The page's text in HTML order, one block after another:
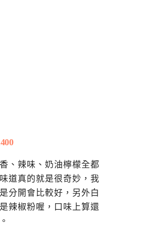
、辣味、奶油檸檬全都
道真的就是很奇妙，我
分開會比較好，另外白
辣椒粉喔，口味上算還